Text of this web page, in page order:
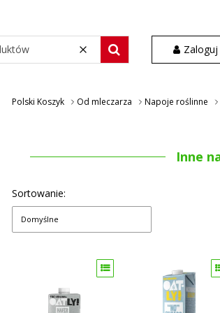
WyczyśćSzukaj wśród 30 000Zaloguj
Polski Koszyk Od mleczarza Napoje roślinne
Inne
Sortowanie:
Domyślne